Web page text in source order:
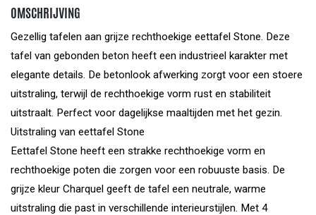
OMSCHRIJVING
Gezellig tafelen aan grijze rechthoekige eettafel Stone. Deze
tafel van gebonden beton heeft een industrieel karakter met
elegante details. De betonlook afwerking zorgt voor een stoere
uitstraling, terwijl de rechthoekige vorm rust en stabiliteit
uitstraalt. Perfect voor dagelijkse maaltijden met het gezin.
Uitstraling van eettafel Stone
Eettafel Stone heeft een strakke rechthoekige vorm en
rechthoekige poten die zorgen voor een robuuste basis. De
grijze kleur Charquel geeft de tafel een neutrale, warme
uitstraling die past in verschillende interieurstijlen. Met 4